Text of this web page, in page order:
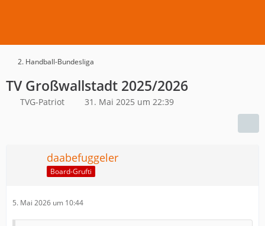
2. Handball-Bundesliga
TV Großwallstadt 2025/2026
TVG-Patriot 31. Mai 2025 um 22:39
daabefuggeler
Board-Grufti
5. Mai 2026 um 10:44